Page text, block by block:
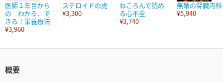
医師１年目から
の わかる、で
きる！栄養療法
¥3,960
ステロイドの虎
¥3,300
ねころんで読め
る心不全
¥3,740
無敵の腎臓内科
¥5,940
概要